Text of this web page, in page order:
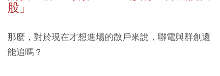
股」
那麼，對於現在才想進場的散戶來說，聯電與群創還
能追嗎？